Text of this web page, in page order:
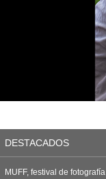
DESTACADOS
MUFF, festival de fotografía